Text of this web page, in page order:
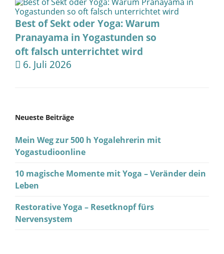
Best of Sekt oder Yoga: Warum
Pranayama in Yogastunden so
oft falsch unterrichtet wird
6. Juli 2026
Neueste Beiträge
Mein Weg zur 500 h Yogalehrerin mit
Yogastudioonline
10 magische Momente mit Yoga – Veränder dein
Leben
Restorative Yoga – Resetknopf fürs
Nervensystem